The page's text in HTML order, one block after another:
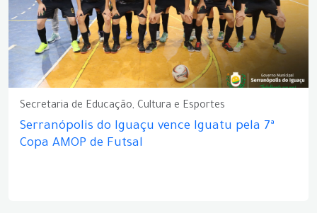
Secretaria de Educação, Cultura e Esportes
Serranópolis do Iguaçu vence Iguatu pela 7ª
Copa AMOP de Futsal